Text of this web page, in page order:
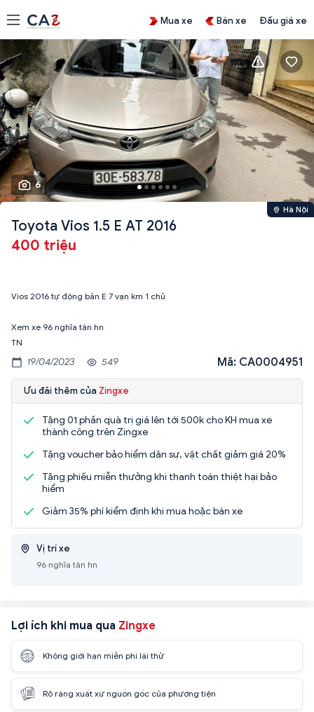
Mua xe Bán xe Đấu giá xe
6
Hà Nội
Toyota Vios 1.5 E AT 2016
400 triệu
Vios 2016 tự động bản E 7 vạn km 1 chủ
Xem xe 96 nghĩa tân hn
TN
19/04/2023 549 Mã: CA0004951
Ưu đãi thêm của Zingxe
Tặng 01 phần quà trị giá lên tới 500k cho KH mua xe
thành công trên Zingxe
Tặng voucher bảo hiểm dân sự, vật chất giảm giá 20%
Tặng phiếu miễn thưởng khi thanh toán thiệt hại bảo
hiểm
Giảm 35% phí kiểm định khi mua hoặc bán xe
Vị trí xe
96 nghĩa tân hn
Lợi ích khi mua qua Zingxe
Không giới hạn miễn phí lái thử
Rõ ràng xuất xứ nguồn gốc của phương tiện